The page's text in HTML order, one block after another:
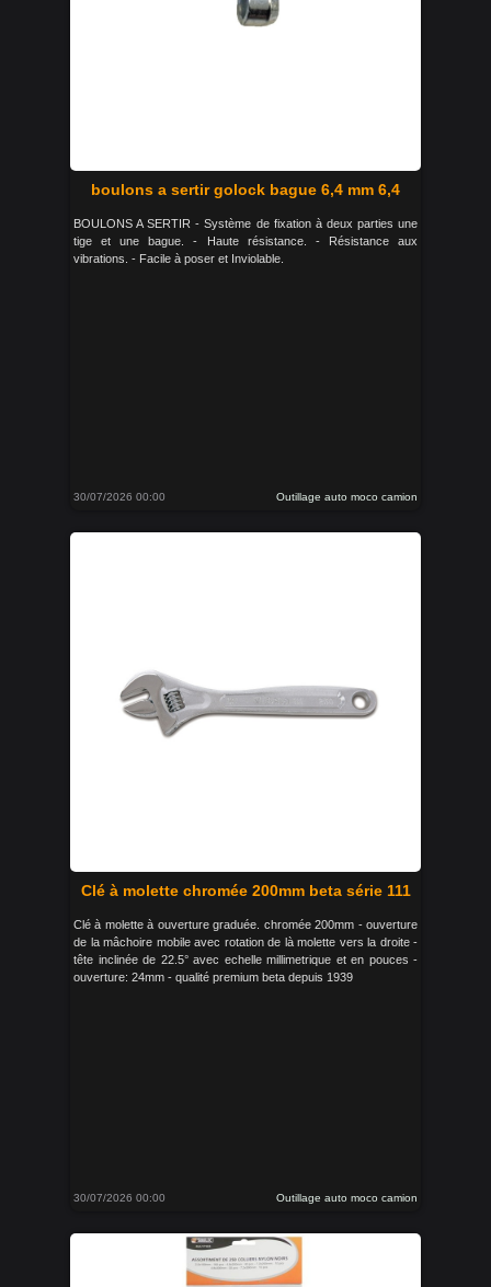
boulons a sertir golock bague 6,4 mm 6,4
BOULONS A SERTIR - Système de fixation à deux parties une
tige et une bague. - Haute résistance. - Résistance aux
vibrations. - Facile à poser et Inviolable.
30/07/2026 00:00 Outillage auto moco camion
Clé à molette chromée 200mm beta série 111
Clé à molette à ouverture graduée. chromée 200mm - ouverture
de la mâchoire mobile avec rotation de là molette vers la droite -
tête inclinée de 22.5° avec echelle millimetrique et en pouces -
ouverture: 24mm - qualité premium beta depuis 1939
30/07/2026 00:00 Outillage auto moco camion